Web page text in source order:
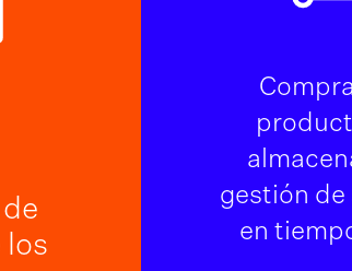
los
gestión de
en